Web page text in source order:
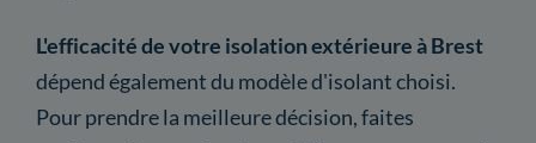
L'efficacité de votre isolation extérieure à Brest
dépend également du modèle d'isolant choisi.
Pour prendre la meilleure décision, faites